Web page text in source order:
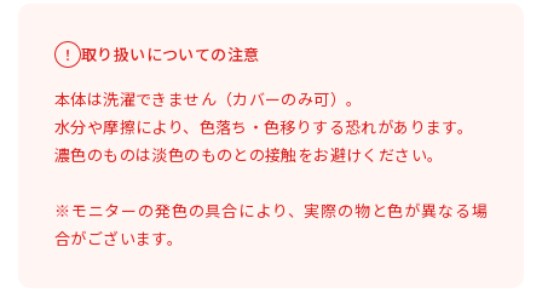
取り扱いについての注意
本体は洗濯できません（カバーのみ可）。
水分や摩擦により、色落ち・色移りする恐れがあります。
濃色のものは淡色のものとの接触をお避けください。
※モニターの発色の具合により、実際の物と色が異なる場
合がございます。